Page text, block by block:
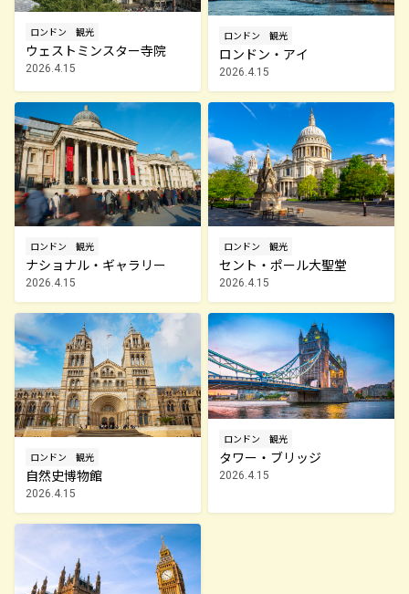
ロンドン 観光
ウェストミンスター寺院
2026.4.15
ロンドン 観光
ロンドン・アイ
2026.4.15
ロンドン 観光
ナショナル・ギャラリー
2026.4.15
ロンドン 観光
セント・ポール大聖堂
2026.4.15
ロンドン 観光
自然史博物館
2026.4.15
ロンドン 観光
タワー・ブリッジ
2026.4.15